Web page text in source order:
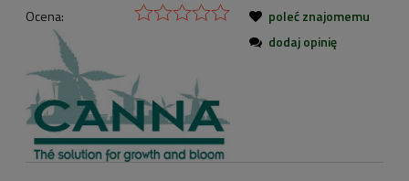
Ocena:
poleć znajomemu
dodaj opinię